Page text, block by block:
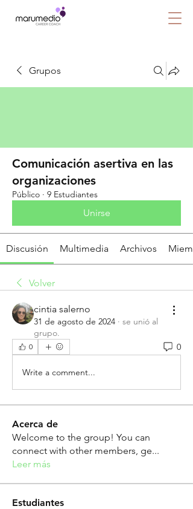
Grupos
Comunicación asertiva en las
organizaciones
Público · 9 Estudiantes
Unirse
Discusión Multimedia Archivos
Volver
cintia salerno
31 de agosto de 2024 · se unió al
grupo.
0 0
Write a comment...
Acerca de
Welcome to the group! You can
connect with other members, ge...
Leer más
Estudiantes